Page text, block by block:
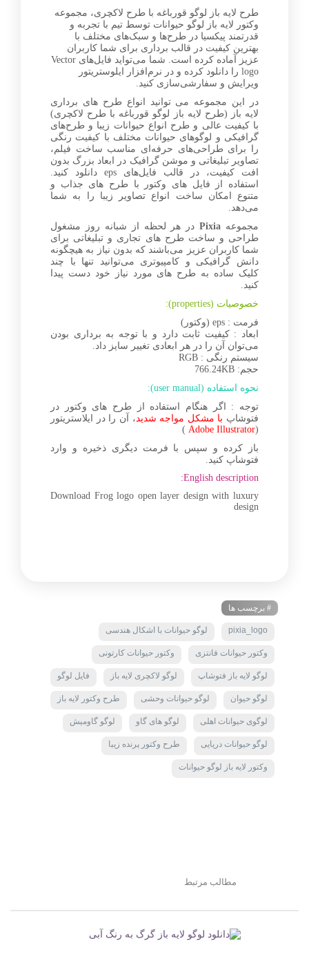
0
طرح لایه باز لوگو قورباغه با طرح لاکچری، مجموعه
وکتور لایه باز لوگو حیوانات توسط تیم با تجربه و
قدرتمند پیکسیا در طرح‌ها و سبک‌های مختلف با
بهترین کیفیت در قالب برداری برای شما کاربران
عزیز آماده کرده است. شما می‌تواید فایل‌های Vector
logo را دانلود کرده و در نرم‌افزار ایلوستریتور
ویرایش و سفارشی‌سازی کنید.
در این مجموعه می توانید انواع طرح های برداری
لایه باز (طرح لایه باز لوگو قورباغه با طرح لاکچری)
با کیفیت عالی و طرح انواع حیوانات زیبا و طرح‌های
گرافیکی و لوگوهای حیوانات مختلف با کیفیت رنگی
را برای طراحی‌های حرفه‌ای مناسب ساخت فیلم،
تصاویر تبلیغاتی و موشن گرافیک در ابعاد بزرگ بدون
افت کیفیت، در قالب فایل‌های eps دانلود کنید.
استفاده از فایل های وکتور با طرح های جذاب و
متنوع امکان ساخت انواع تصاویر زیبا را به شما
می‌دهد.
مجموعه Pixia در هر لحظه از شبانه روز مشغول
طراحی و ساخت طرح های تجاری و تبلیغاتی برای
شما کاربران عزیز می‌باشند که بدون نیاز به هیچگونه
دانش گرافیکی و کامپیوتری می‌توانید تنها با چند
کلیک ساده به طرح های مورد نیاز خود دست پیدا
کنید.
خصوصیات (properties):
فرمت : eps (وکتور)
ابعاد : کیفیت ثابت دارد و با توجه به برداری بودن
می‌توان آن را در هر ابعادی تغییر سایز داد.
سیستم رنگی : RGB
حجم: 766.24KB
نحوه استفاده (user manual):
توجه : اگر هنگام استفاده از طرح های وکتور در
فتوشاپ با مشکل مواجه شدید، آن را در ایلاستریتور
(
Adobe Illustrator
)
باز کرده و سپس با فرمت دیگری ذخیره و وارد
فتوشاپ کنید.
English description:
Download Frog logo open layer design with luxury
design
# برچسب ها
pixia_logo لوگو حیوانات با اشکال هندسی
وکتور حیوانات فانتزی وکتور حیوانات کارتونی
لوگو لایه باز فتوشاپ لوگو لاکچری لایه باز فایل لوگو
لوگو حیوان لوگو حیوانات وحشی طرح وکتور لایه باز
لوگوی حیوانات اهلی لوگو های گاو لوگو گاومیش
لوگو حیوانات دریایی طرح وکتور پرنده زیبا
وکتور لایه باز لوگو حیوانات
مطالب مرتبط